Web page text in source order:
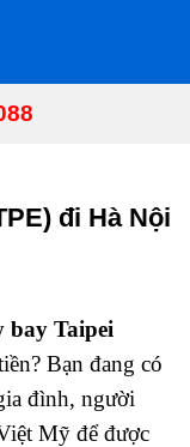
đi Hà Nội
bay Taipei
Bạn đang có
đình, người
Mỹ để được